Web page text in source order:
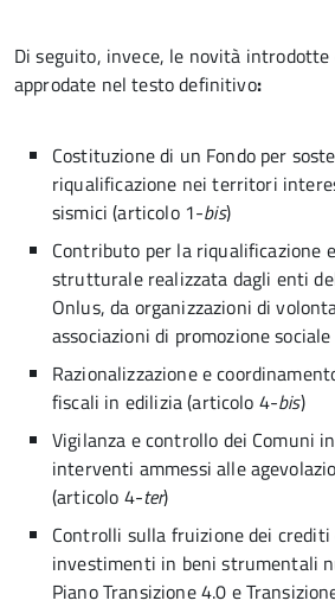
Di seguito, invece, le novità introdotte
approdate nel testo definitivo:
Costituzione di un Fondo per
riqualificazione nei territori
sismici (articolo 1-bis)
Contributo per la riqualificazione
strutturale realizzata dagli enti
Onlus, da organizzazioni di
associazioni di promozione
Razionalizzazione e
fiscali in edilizia (articolo 4-bis)
Vigilanza e controllo dei Comuni
interventi ammessi alle
(articolo 4-ter)
Controlli sulla fruizione dei
investimenti in beni strumentali
Piano Transizione 4.0 e